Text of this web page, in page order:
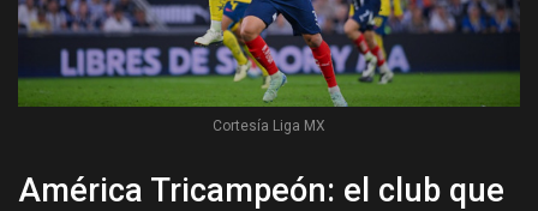
Cortesía Liga MX
América Tricampeón: el club que